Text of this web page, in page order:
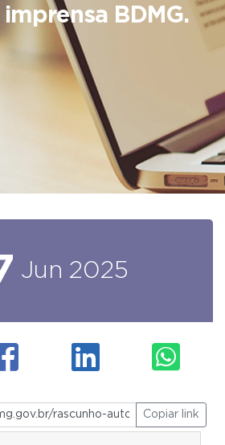
BDMG.
Jun 2025
Copiar link